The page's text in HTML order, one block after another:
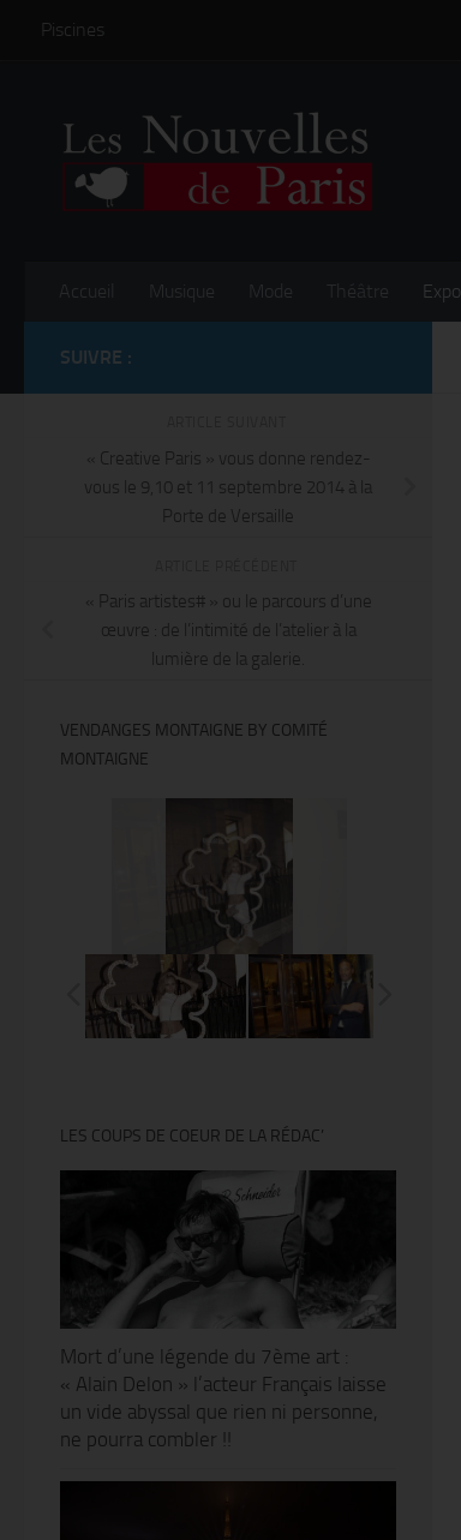
Skip to content
Piscines
Accueil Musique Mode Théâtre Expo
SUIVRE :
« Creative Paris » vous donne rendez-
vous le 9,10 et 11 septembre 2014 à la
Porte de Versaille
« Paris artistes# » ou le parcours d’une
œuvre : de l’intimité de l’atelier à la
lumière de la galerie.
VENDANGES MONTAIGNE BY COMITÉ
MONTAIGNE
LES COUPS DE COEUR DE LA RÉDAC’
Mort d’une légende du 7ème art :
« Alain Delon » l’acteur Français laisse
un vide abyssal que rien ni personne,
ne pourra combler !!